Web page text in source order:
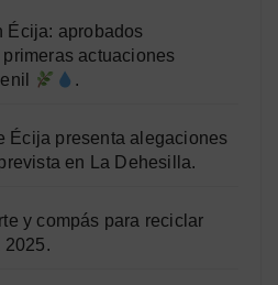
Écija: aprobados
actuaciones
.
Écija presenta alegaciones
en La Dehesilla.
y compás para reciclar
2025.